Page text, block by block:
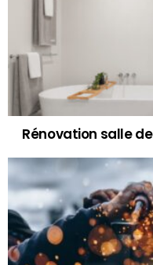
Rénovation salle